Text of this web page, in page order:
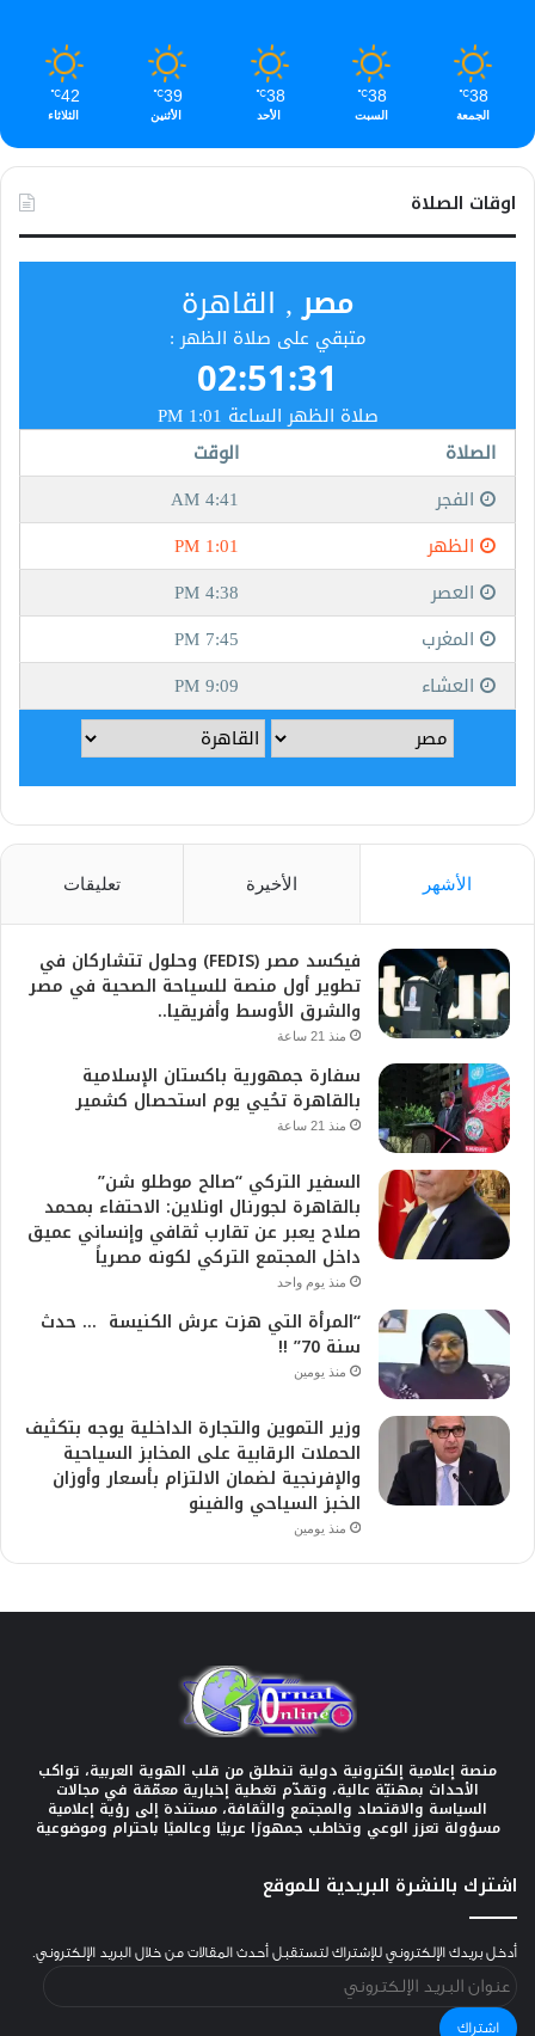
38
℃
الجمعة
38
℃
السبت
38
℃
الأحد
39
℃
الأثنين
42
℃
الثلاثاء
اوقات الصلاة
الأشهر الأخيرة تعليقات
فيكسد مصر (FEDIS) وحلول تتشاركان في
تطوير أول منصة للسياحة الصحية في مصر
والشرق الأوسط وأفريقيا..
منذ 21 ساعة
سفارة جمهورية باكستان الإسلامية
بالقاهرة تحُيي يوم استحصال كشمير
منذ 21 ساعة
السفير التركي “صالح موطلو شن”
بالقاهرة لجورنال اونلاين: الاحتفاء بمحمد
صلاح يعبر عن تقارب ثقافي وإنساني عميق
داخل المجتمع التركي لكونه مصرياً
منذ يوم واحد
“المرأة التي هزت عرش الكنيسة … حدث
سنة 70” !!
منذ يومين
وزير التموين والتجارة الداخلية يوجه بتكثيف
الحملات الرقابية على المخابز السياحية
والإفرنجية لضمان الالتزام بأسعار وأوزان
الخبز السياحي والفينو
منذ يومين
منصة إعلامية إلكترونية دولية تنطلق من قلب الهوية العربية، تواكب
الأحداث بمهنيّة عالية، وتقدّم تغطية إخبارية معمّقة في مجالات
السياسة والاقتصاد والمجتمع والثقافة، مستندة إلى رؤية إعلامية
مسؤولة تعزز الوعي وتخاطب جمهورًا عربيًا وعالميًا باحترام وموضوعية
اشترك بالنشرة البريدية للموقع
أدخل بريدك الإلكتروني للإشتراك لتستقبل أحدث المقالات من خلال البريد الإلكتروني.
البريد
الإلكتروني
اشتراك